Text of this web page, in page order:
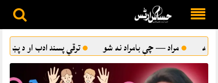
to
content
پسند ادب او د پښتو شاعرۍ ځانګړتياوې ترقي پسندي او